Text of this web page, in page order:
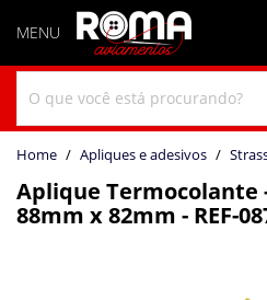
home Apliques e adesivos
Aplique Termocolante
88mm x 82mm - REF-